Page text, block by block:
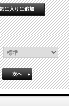
次へ